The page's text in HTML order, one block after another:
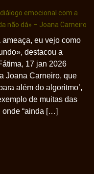
emocional com a
não dá» – Joana Carneiro
eu vejo como
destacou a
17 jan 2026
Joana Carneiro, que
além do algoritmo’,
de muitas das
onde “ainda […]